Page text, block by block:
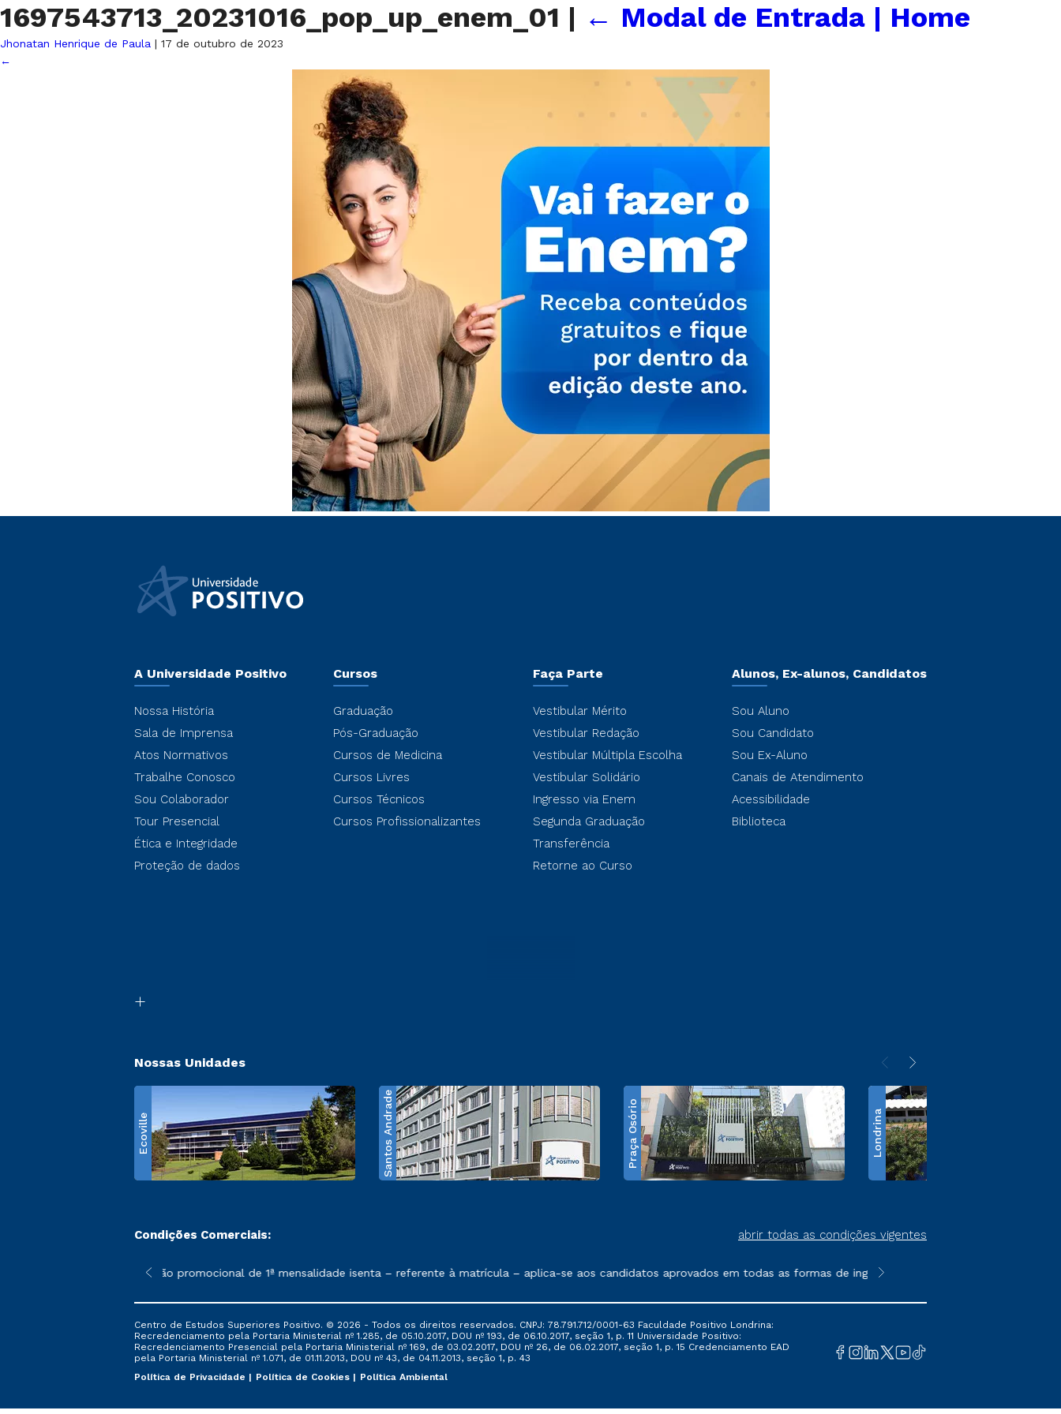
1697543713_20231016_pop_up_enem_01 | ← Modal de Entrada | Home
Jhonatan Henrique de Paula | 17 de outubro de 2023
←
A Universidade Positivo
Nossa História
Sala de Imprensa
Atos Normativos
Trabalhe Conosco
Sou Colaborador
Tour Presencial
Ética e Integridade
Proteção de dados
Cursos
Graduação
Pós-Graduação
Cursos de Medicina
Cursos Livres
Cursos Técnicos
Cursos Profissionalizantes
Faça Parte
Vestibular Mérito
Vestibular Redação
Vestibular Múltipla Escolha
Vestibular Solidário
Ingresso via Enem
Segunda Graduação
Transferência
Retorne ao Curso
Alunos, Ex-alunos, Candidatos
Sou Aluno
Sou Candidato
Sou Ex-Aluno
Canais de Atendimento
Acessibilidade
Biblioteca
Nossas Unidades
Ecoville Santos Andrade Praça Osório Londrina
Condições Comerciais: abrir todas as condições vigentes
sofrer alterações nos períodos de rematrícula conforme exposto no contrato de prestação de serviços
*A condição promocional de 1ª mensalidade isenta – referente à matrícula – aplica-se aos candidatos aprovados em todas as formas de ingresso, exceto na prova on-line ou
**Semipresencial é um formato do
Centro de Estudos Superiores Positivo. © 2026 - Todos os direitos reservados. CNPJ: 78.791.712/0001-63 Faculdade Positivo Londrina:
Recredenciamento pela Portaria Ministerial nº 1.285, de 05.10.2017, DOU nº 193, de 06.10.2017, seção 1, p. 11 Universidade Positivo:
Recredenciamento Presencial ​pela Portaria Ministerial nº 169, de 03.02.2017, DOU nº 26, de 06.02.2017, seção 1, p. 15 Credenciamento EAD
pela Portaria Ministerial nº 1.071, de 01.11.2013, DOU nº 43, de 04.11.2013, seção 1, p. 43
Política de Privacidade
Política de Cookies Política Ambiental